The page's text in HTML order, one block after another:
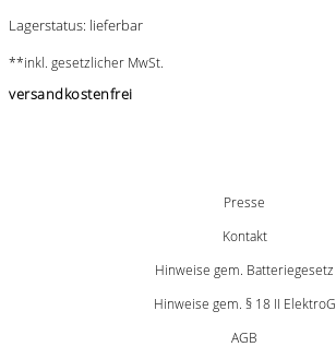
Lagerstatus: lieferbar
**inkl. gesetzlicher MwSt.
versandkostenfrei
Presse
Kontakt
Hinweise gem. Batteriegesetz
Hinweise gem. § 18 II ElektroG
AGB